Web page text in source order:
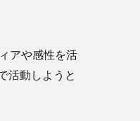
アや感性を活
活動しようと